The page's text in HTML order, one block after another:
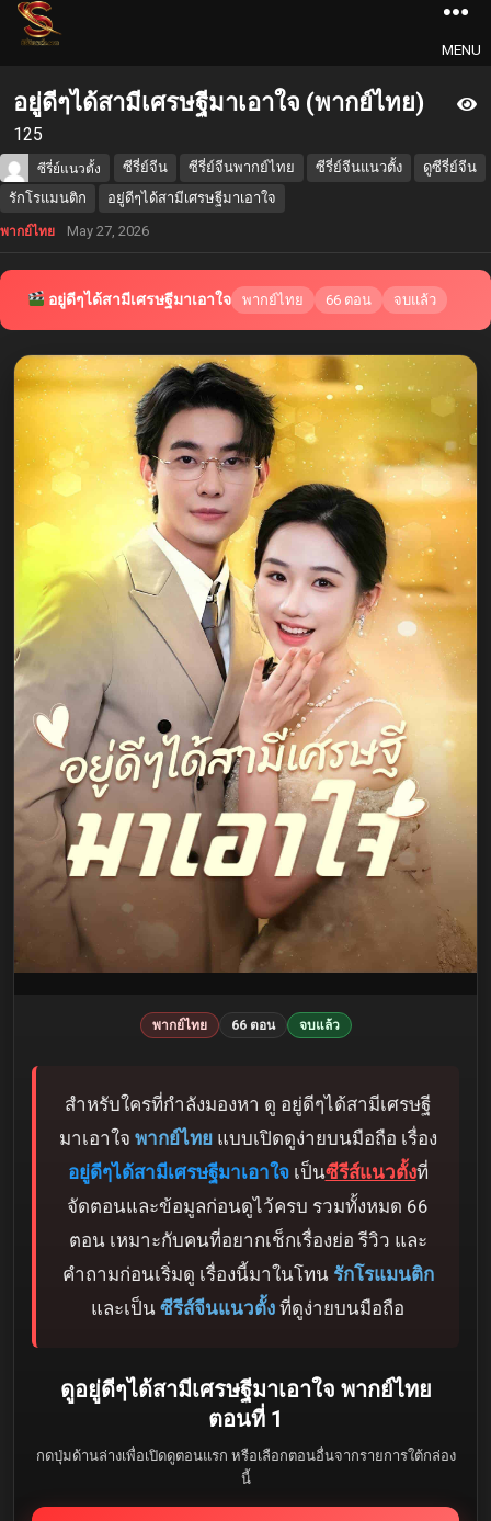
MENU
อยู่ดีๆได้สามีเศรษฐีมาเอาใจ (พากย์ไทย)
125
ซีรี่ย์แนวตั้ง ซีรี่ย์จีน ซีรี่ย์จีนพากย์ไทย ซีรี่ย์จีนแนวตั้ง
ดูซีรี่ย์จีน
รักโรแมนติก
อยู่ดีๆได้สามีเศรษฐีมาเอาใจ
พากย์ไทย May 27, 2026
อยู่ดีๆได้สามีเศรษฐีมาเอาใจ พากย์ไทย 66 ตอน จบแล้ว
พากย์ไทย 66 ตอน จบแล้ว
สำหรับใครที่กำลังมองหา ดู อยู่ดีๆได้สามีเศรษฐี
มาเอาใจ พากย์ไทยแบบเปิดดูง่ายบนมือถือ เรื่อง
อยู่ดีๆได้สามีเศรษฐีมาเอาใจเป็นซีรีส์แนวตั้งที่
จัดตอนและข้อมูลก่อนดูไว้ครบ รวมทั้งหมด 66
ตอน เหมาะกับคนที่อยากเช็กเรื่องย่อ รีวิว และ
คำถามก่อนเริ่มดู เรื่องนี้มาในโทน รักโรแมนติก
และเป็น ซีรีส์จีนแนวตั้ง ที่ดูง่ายบนมือถือ
ดูอยู่ดีๆได้สามีเศรษฐีมาเอาใจ พากย์ไทย
ตอนที่ 1
กดปุ่มด้านล่างเพื่อเปิดดูตอนแรก หรือเลือกตอนอื่นจากรายการใต้กล่อง
นี้